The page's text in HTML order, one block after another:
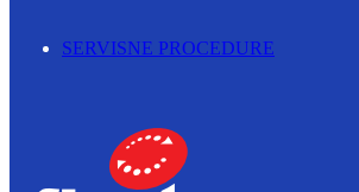
SERVISNE PROCEDURE